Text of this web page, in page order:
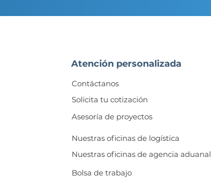
Atención personalizada
Contáctanos
Solicita tu cotización
Asesoría de proyectos
Nuestras oficinas de logística
Nuestras oficinas de agencia aduanal
Bolsa de trabajo